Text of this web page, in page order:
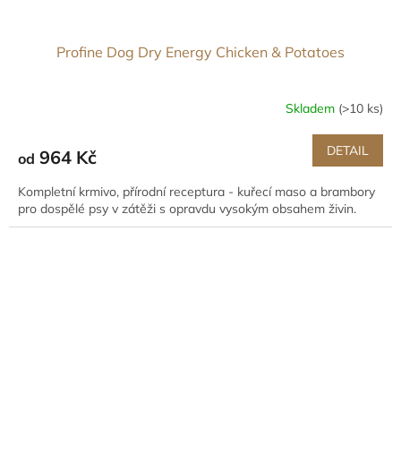
Profine Dog Dry Energy Chicken & Potatoes
Skladem (>10 ks)
od 964 Kč DETAIL
Kompletní krmivo, přírodní receptura - kuřecí maso a brambory
pro dospělé psy v zátěži s opravdu vysokým obsahem živin.